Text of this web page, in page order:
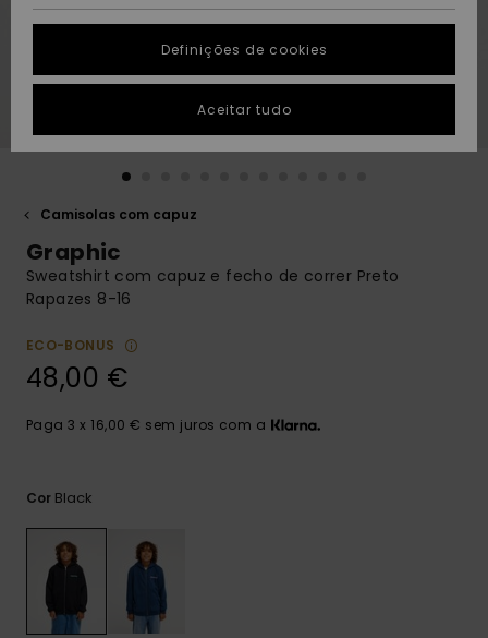
Coleções
Highlights
Guia de
tamanhos
conversa para
obteres a
resposta mais
formulário de
PRESENTE
DESEJO
Camisolas com capuz
Graphic
Sweatshirt com capuz e fecho de correr Preto
Rapazes 8-16
ECO-BONUS
48,00 €
Paga 3 x 16,00 € sem juros com a
Cor Black
Definições de cookies
Aceitar tudo